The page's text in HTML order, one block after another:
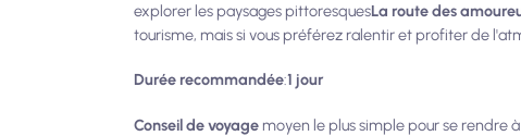
explorer les paysages pittoresquesLa route des
tourisme, mais si vous préférez ralentir et profiter de
Durée recommandée:1 jour
Conseil de voyage moyen le plus simple pour se rendre